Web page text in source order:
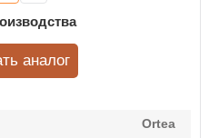
Ortea
аналог